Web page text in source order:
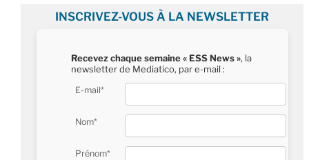
INSCRIVEZ-VOUS À LA NEWSLETTER
Recevez chaque semaine « ESS News », la
newsletter de Mediatico, par e-mail :
E-mail*
Nom*
Prénom*